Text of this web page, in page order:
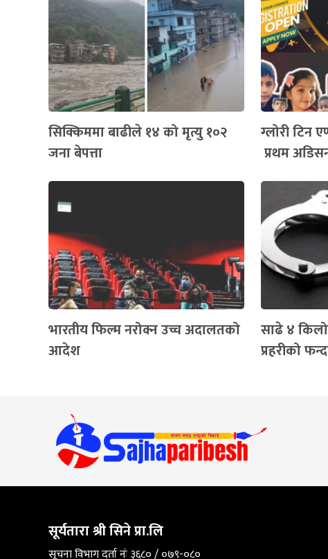
सिक्किममा बाढीले १४ को मृत्यु १०२
जना बेपत्ता
ग्लोरी टिन
प्रथम
भारतीय फिल्म नरोक्न उच्च अदालतको
आदेश
साढे ४
प्रहरीको
सूर्यतारा श्री सिने प्रा.लि
सूचना विभाग दर्ता नंः ३६८० / ०७९-०८०